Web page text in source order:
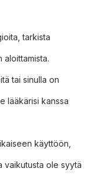
tarkista
tai sinulla on
lääkärisi kanssa
käyttöön,
vaikutusta ole syytä